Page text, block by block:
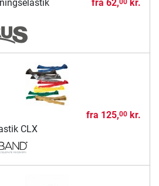
fra 62, kr.
CLX
fra 125,00kr.